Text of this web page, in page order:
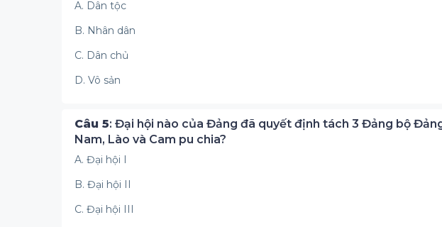
A. Dân tộc
B. Nhân dân
C. Dân chủ
D. Vô sản
Câu 5: Đại hội nào của Đảng đã quyết định tách 3 Đảng bộ
Nam, Lào và Cam pu chia?
A. Đại hội I
B. Đại hội II
C. Đại hội III